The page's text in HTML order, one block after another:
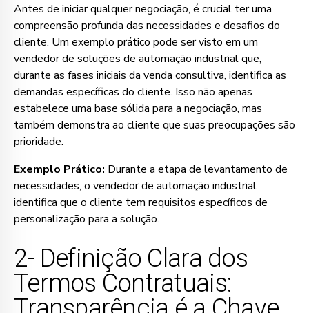
Antes de iniciar qualquer negociação, é crucial ter uma
compreensão profunda das necessidades e desafios do
cliente. Um exemplo prático pode ser visto em um
vendedor de soluções de automação industrial que,
durante as fases iniciais da venda consultiva, identifica as
demandas específicas do cliente. Isso não apenas
estabelece uma base sólida para a negociação, mas
também demonstra ao cliente que suas preocupações são
prioridade.
Exemplo Prático: Durante a etapa de levantamento de
necessidades, o vendedor de automação industrial
identifica que o cliente tem requisitos específicos de
personalização para a solução.
2- Definição Clara dos
Termos Contratuais: